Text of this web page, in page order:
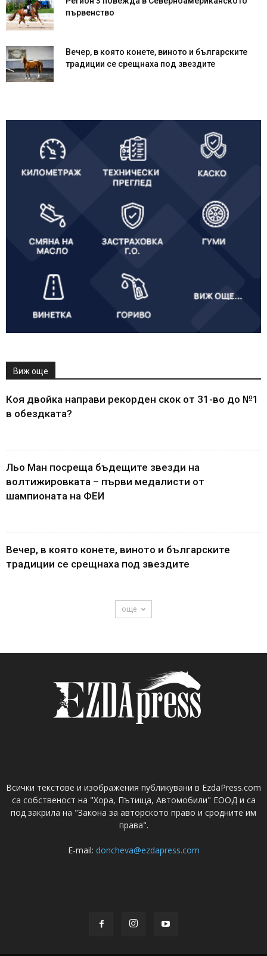
първенство
Вечер, в която конете, виното и българските
традиции се срещнаха под звездите
Виж още
Коя двойка направи рекорден скок от 31-во до №1
в обездката?
Льо Ман посреща бъдещите звезди на
волтижировката – първи медалисти от
шампионата на ФЕИ
Вечер, в която конете, виното и българските
традиции се срещнаха под звездите
още
Всички текстове и изображения публикувани в EzdaPress.com
са собственост на "Хора, Пътища, Автомобили" ЕООД и са
под закрила на "Закона за авторското право и сродните им
права".
E-mail: doncheva@ezdapress.com